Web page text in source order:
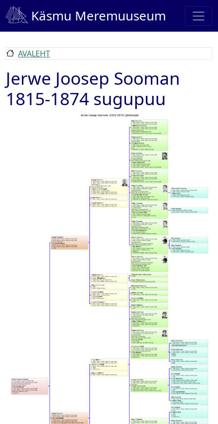
Liigu edasi põhisisu juurde
Käsmu Meremuuseum
AVALEHT
Jerwe Joosep Sooman
1815-1874 sugupuu